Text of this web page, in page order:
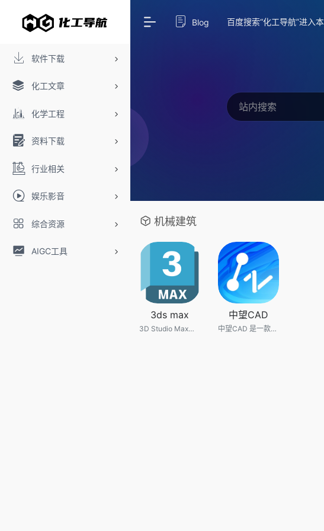
软件下载
化工文章
化学工程
资料下载
行业相关
娱乐影音
综合资源
AIGC工具
Blog 百度搜索“化工导航”进入本
机械建筑
3ds max
3D Studio Max，常简称为3d Max或3ds MAX，是Discreet公司开发的（后被Autodesk公司合并）基于PC系统的3D建模渲染和制作软件。其前身是基于DOS操作系统的3D Studio系列软件。在Windows NT出现以前，工业级的CG制作被SGI图形工作站所垄断。3D Studio Max + Windows NT组合的出现一下子降低了CG制作的门槛，首先开始运用在电脑游戏中的动画制作，后更进一步开始参与影视片的特效制作，例如X战警II，最后的武士等。在Discreet 3Ds max 7后，正式更名为Autodesk 3ds Max。
中望CAD
中望CAD 是一款非常好用的CAD制图软件。我们这款软件不仅仅是能够有效提高文件保存和读取效率，还可以改进了打开、保存文件的稳定性，同时，软件还在程序中添加了大内存模式，用户可以通过打开大内存开关来提升软件内存可使用上限，从而大幅降低了打开复杂图纸时因内存达到上限而导致程序长时间无响应或崩溃的概率，极大提高用户在当前图纸中的操作效率。